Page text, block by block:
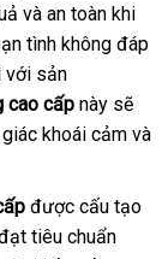
đẹp
và an toàn khi
tình không đáp
lắp
đặt
với sản
cao cấp này nhập
khẩu
sẽ
khoái cảm siêu
và
đắt
nhất
được cấu tạo
tiêu chuẩn